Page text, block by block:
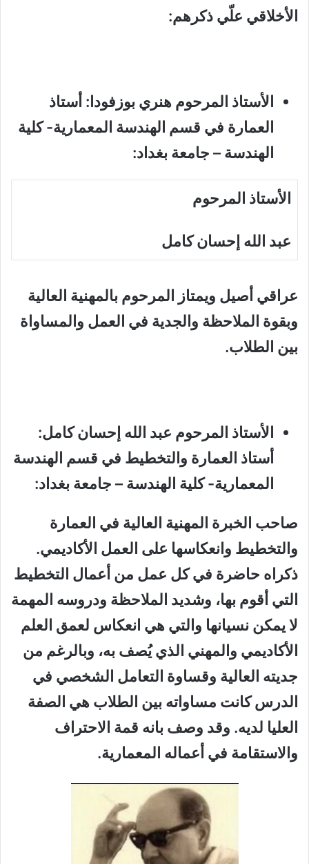
الأخلاقي علّي ذكرهم:
الأستاذ المرحوم هنري بوزفودا: أستاذ
العمارة في قسم الهندسة المعمارية- كلية
الهندسة – جامعة بغداد:
الأستاذ المرحوم
عبد الله إحسان كامل
عراقي أصيل ويمتاز المرحوم بالمهنية العالية
وبقوة الملاحظة والجدية في العمل والمساواة
بين الطلاب.
الأستاذ المرحوم عبد الله إحسان كامل:
أستاذ العمارة والتخطيط في قسم الهندسة
المعمارية- كلية الهندسة – جامعة بغداد:
صاحب الخبرة المهنية العالية في العمارة
والتخطيط وانعكاسها على العمل الأكاديمي.
ذكراه حاضرة في كل عمل من أعمال التخطيط
التي أقوم بها، وشديد الملاحظة ودروسه المهمة
لا يمكن نسيانها والتي هي انعكاس لعمق العلم
الأكاديمي والمهني الذي يُصف به، وبالرغم من
جديته العالية وقساوة التعامل الشخصي في
الدرس كانت مساواته بين الطلاب هي الصفة
العليا لديه. وقد وصف بانه قمة الاحتراف
والاستقامة في أعماله المعمارية.